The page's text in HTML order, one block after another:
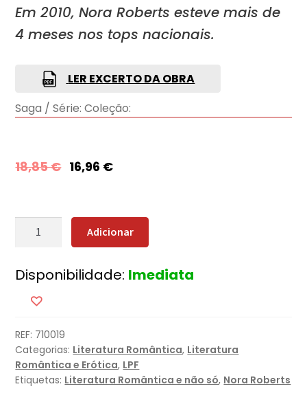
Em 2010, Nora Roberts esteve mais de
4 meses nos tops nacionais.
LER EXCERTO DA OBRA
Saga / Série: Coleção:
18,85€ 16,96 €
Quantidade
Azul
Adicionar
Disponibilidade: Imediata
REF: 710019
Categorias: Literatura Romântica, Literatura
Romântica e Erótica, LPF
Etiquetas: Literatura Romântica e não só, Nora Roberts